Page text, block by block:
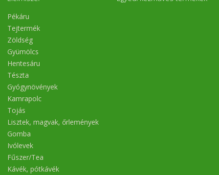
Pékáru
Tejtermék
Zöldség
Gyümölcs
Hentesáru
Tészta
Gyógynövények
Kamrapolc
Tojás
Lisztek, magvak, őrlemények
Gomba
Ivólevek
Fűszer/Tea
Kávék, pótkávék